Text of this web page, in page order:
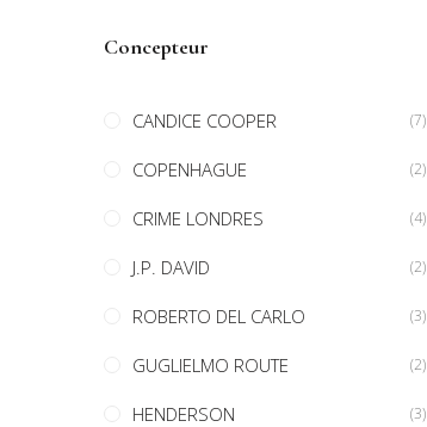
Concepteur
CANDICE COOPER (7)
COPENHAGUE (2)
CRIME LONDRES (4)
J.P. DAVID (2)
ROBERTO DEL CARLO (3)
GUGLIELMO ROUTE (2)
HENDERSON (3)